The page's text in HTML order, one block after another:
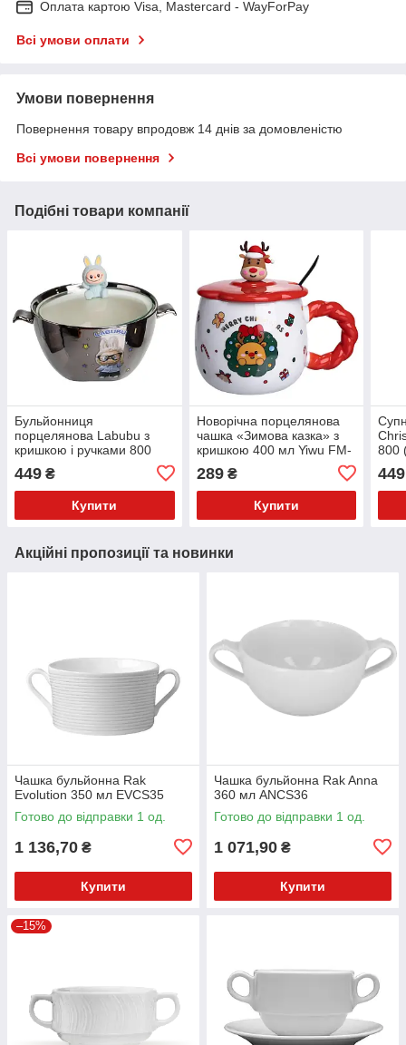
Оплата картою Visa, Mastercard - WayForPay
Всі умови оплати
Умови повернення
Повернення товару впродовж 14 днів за домовленістю
Всі умови повернення
Подібні товари компанії
Бульйонниця
порцелянова Labubu з
кришкою і ручками 800
(мл) Ø15 (см) Сріблястий
з блакитним FM-34D
449 ₴
Купити
Новорічна порцелянова
чашка «Зимова казка» з
кришкою 400 мл Yiwu FM-
289₴
Купити
800
449
Акційні пропозиції та новинки
Чашка бульйонна Rak
Evolution 350 мл EVCS35
Готово до відправки 1 од.
1 136,70 ₴
Купити
Чашка бульйонна Rak Anna
360 мл ANCS36
Готово до відправки 1 од.
1 071,90 ₴
Купити
–15%